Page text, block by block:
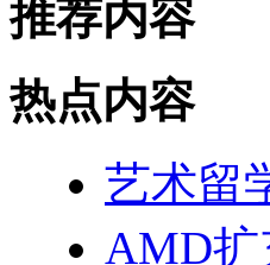
推荐内容
热点内容
艺术留
AMD扩